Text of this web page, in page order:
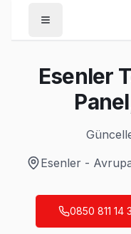
/Esenler
Son Güncelleme:
Esenler'da
Esenler
Esenler -
0850 811 14